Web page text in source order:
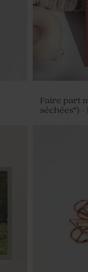
Faire part
séchées*)